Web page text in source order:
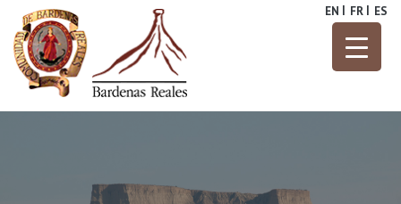
content
Reales
Parque Natural
EN FR ES